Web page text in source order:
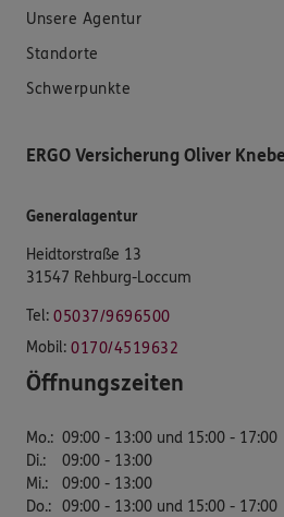
Unsere Agentur
Standorte
Schwerpunkte
ERGO Versicherung Oliver
Generalagentur
Heidtorstraße 13
31547 Rehburg-Loccum
Tel: 05037/9696500
Mobil: 0170/4519632
Öffnungszeiten
Mo.: 09:00 - 13:00 und 15:00 - 17:00
Di.:
09:00 - 13:00
Mi.:
09:00 - 13:00
Do.: 09:00 - 13:00 und 15:00 - 17:00